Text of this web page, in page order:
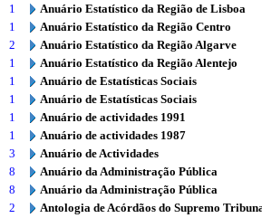
1
Anuário Estatístico da Região de Lisboa
1
Anuário Estatístico da Região Centro
2
Anuário Estatístico da Região Algarve
1
Anuário Estatístico da Região Alentejo
1
Anuário de Estatísticas Sociais
1
Anuário de Estatísticas Sociais
1
Anuário de actividades 1991
1
Anuário de actividades 1987
3
Anuário de Actividades
8
Anuário da Administração Pública
8
Anuário da Administração Pública
2
Antologia de Acórdãos do Supremo